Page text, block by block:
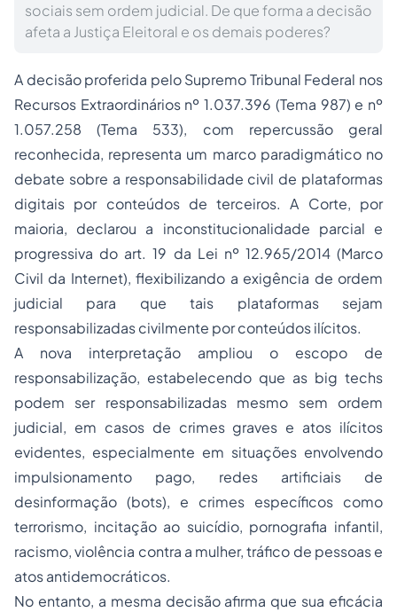
sociais sem ordem judicial. De que forma a decisão
afeta a Justiça Eleitoral e os demais poderes?
A decisão proferida pelo Supremo Tribunal Federal nos
Recursos Extraordinários nº 1.037.396 (Tema 987) e nº
1.057.258 (Tema 533), com repercussão geral
reconhecida, representa um marco paradigmático no
debate sobre a responsabilidade civil de plataformas
digitais por conteúdos de terceiros. A Corte, por
maioria, declarou a inconstitucionalidade parcial e
progressiva do art. 19 da Lei nº 12.965/2014 (Marco
Civil da Internet), flexibilizando a exigência de ordem
judicial para que tais plataformas sejam
responsabilizadas civilmente por conteúdos ilícitos.
A nova interpretação ampliou o escopo de
responsabilização, estabelecendo que as big techs
podem ser responsabilizadas mesmo sem ordem
judicial, em casos de crimes graves e atos ilícitos
evidentes, especialmente em situações envolvendo
impulsionamento pago, redes artificiais de
desinformação (bots), e crimes específicos como
terrorismo, incitação ao suicídio, pornografia infantil,
racismo, violência contra a mulher, tráfico de pessoas e
atos antidemocráticos.
No entanto, a mesma decisão afirma que sua eficácia